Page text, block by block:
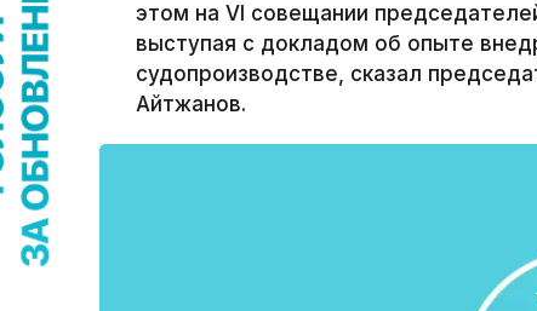
этом на VI совещании
выступая с докладом об опыте
судопроизводстве, сказал
Айтжанов.